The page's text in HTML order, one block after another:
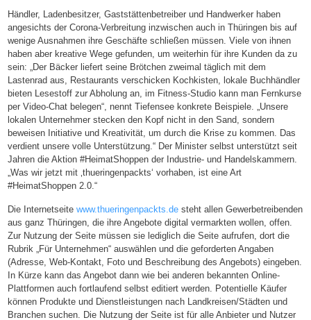
Händler, Ladenbesitzer, Gaststättenbetreiber und Handwerker haben
angesichts der Corona-Verbreitung inzwischen auch in Thüringen bis auf
wenige Ausnahmen ihre Geschäfte schließen müssen. Viele von ihnen
haben aber kreative Wege gefunden, um weiterhin für ihre Kunden da zu
sein: „Der Bäcker liefert seine Brötchen zweimal täglich mit dem
Lastenrad aus, Restaurants verschicken Kochkisten, lokale Buchhändler
bieten Lesestoff zur Abholung an, im Fitness-Studio kann man Fernkurse
per Video-Chat belegen“, nennt Tiefensee konkrete Beispiele. „Unsere
lokalen Unternehmer stecken den Kopf nicht in den Sand, sondern
beweisen Initiative und Kreativität, um durch die Krise zu kommen. Das
verdient unsere volle Unterstützung.“ Der Minister selbst unterstützt seit
Jahren die Aktion #HeimatShoppen der Industrie- und Handelskammern.
„Was wir jetzt mit ‚thueringenpackts‘ vorhaben, ist eine Art
#HeimatShoppen 2.0.“
Die Internetseitewww.thueringenpackts.desteht allen Gewerbetreibenden
aus ganz Thüringen, die ihre Angebote digital vermarkten wollen, offen.
Zur Nutzung der Seite müssen sie lediglich die Seite aufrufen, dort die
Rubrik „Für Unternehmen“ auswählen und die geforderten Angaben
(Adresse, Web-Kontakt, Foto und Beschreibung des Angebots) eingeben.
In Kürze kann das Angebot dann wie bei anderen bekannten Online-
Plattformen auch fortlaufend selbst editiert werden. Potentielle Käufer
können Produkte und Dienstleistungen nach Landkreisen/Städten und
Branchen suchen. Die Nutzung der Seite ist für alle Anbieter und Nutzer